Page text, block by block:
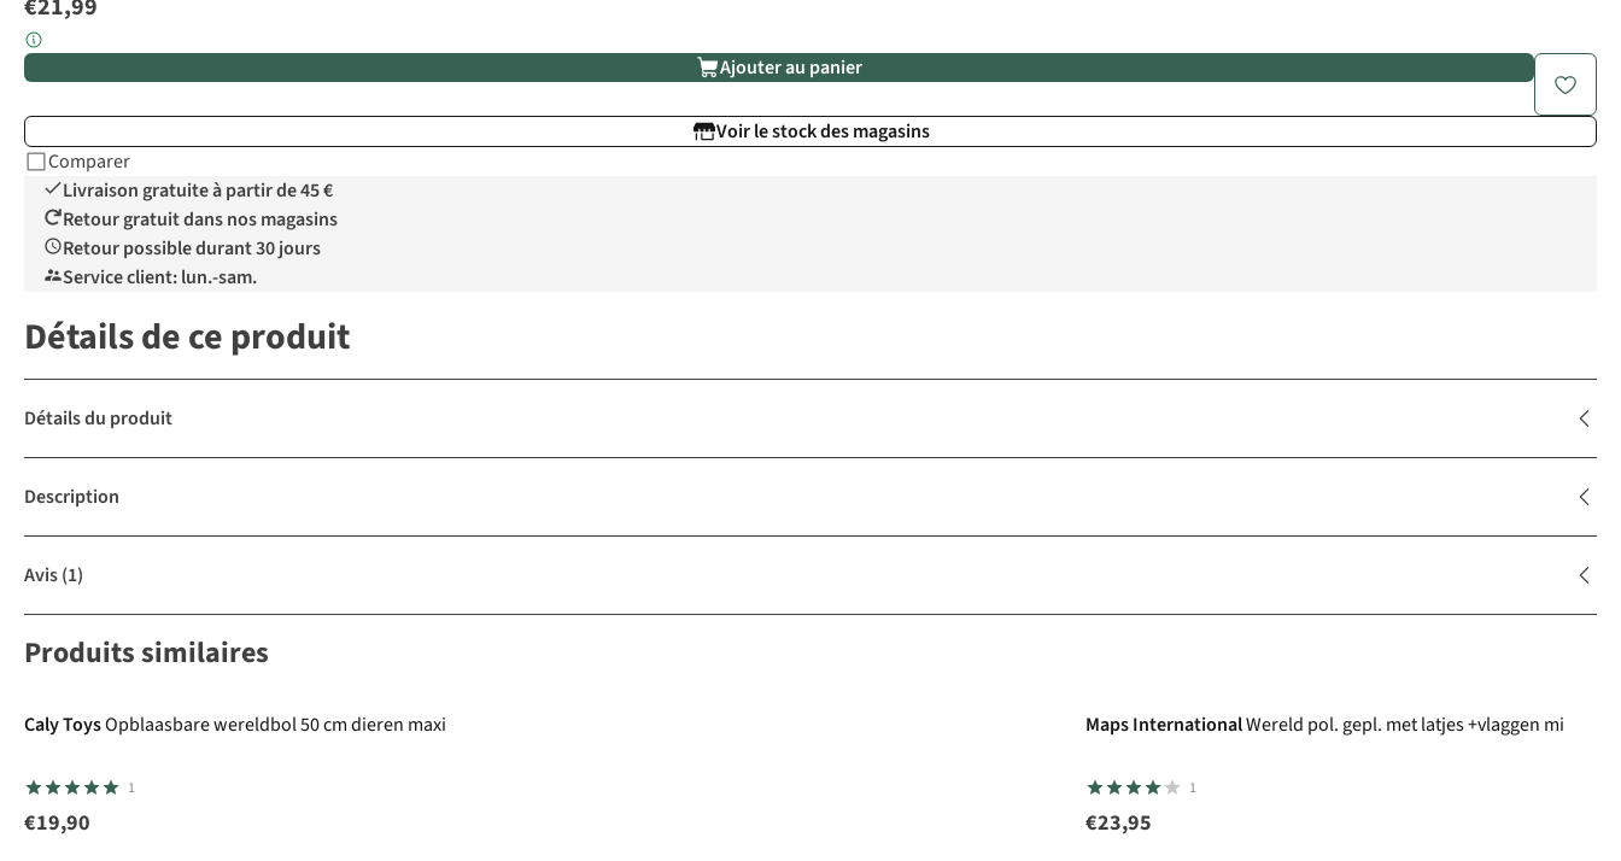
€21,99
Ajouter au panier
Voir le stock des magasins
Comparer
Livraison gratuite à partir de 45 €
Retour gratuit dans nos magasins
Retour possible durant 30 jours
Service client: lun.-sam.
Détails de ce produit
Détails du produit
Description
Avis(1)
Produits similaires
Caly ToysOpblaasbare wereldbol 50 cm dieren maxi
1
€19,90
Maps InternationalWereld pol. gepl. met latjes +vlaggen mi
1
€23,95